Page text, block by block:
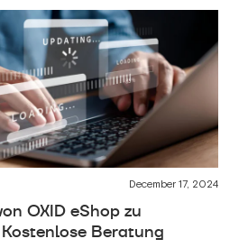
December 17, 2024
OXID eShop zu
Beratung